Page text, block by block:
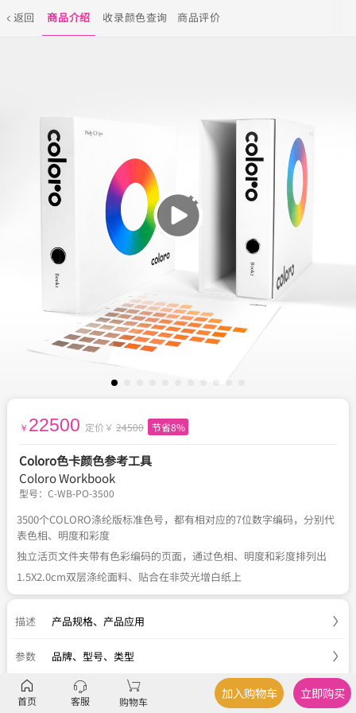
返回 商品介绍 收录颜色查询 商品评价
￥ 22500 定价￥ 24500 节省8%
Coloro色卡颜色参考工具
Coloro Workbook
型号： C-WB-PO-3500
3500个COLORO涤纶版标准色号，都有相对应的7位数字编码，分别代
表色相、明度和彩度
独立活页文件夹带有色彩编码的页面，通过色相、明度和彩度排列出
1.5X2.0cm双层涤纶面料、贴合在非荧光增白纸上
描述 产品规格、 产品应用
参数 品牌、型号、类型
服务 官方正品 关于税费 七天退换
首页 客服 购物车
加入购物车 立即购买